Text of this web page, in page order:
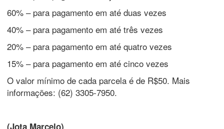
60% – para pagamento em até duas vezes
40% – para pagamento em até três vezes
20% – para pagamento em até quatro vezes
15% – para pagamento em até cinco vezes
O valor mínimo de cada parcela é de R$50. Mais
informações: (62) 3305-7950.
(Jota Marcelo)